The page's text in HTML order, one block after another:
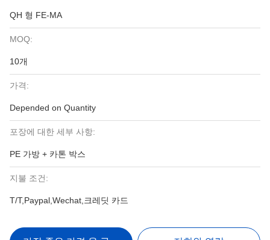
QH 형 FE-MA
MOQ:
10개
가격:
Depended on Quantity
포장에 대한 세부 사항:
PE 가방 + 카톤 박스
지불 조건:
T/T,Paypal,Wechat,크레딧 카드